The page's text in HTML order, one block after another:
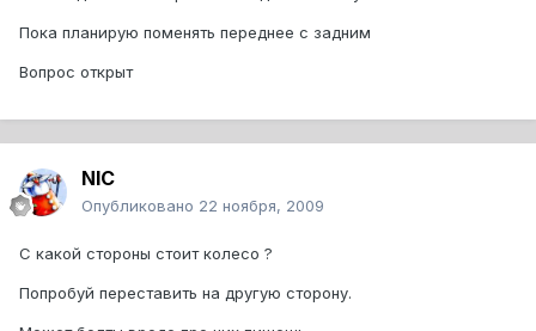
Пока планирую поменять переднее с задним
Вопрос открыт
NIC
Опубликовано 22 ноября, 2009
С какой стороны стоит колесо ?
Попробуй переставить на другую сторону.